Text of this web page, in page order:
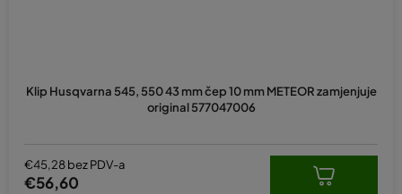
Klip Husqvarna 545, 550 43 mm čep 10 mm METEOR zamjenjuje
original 577047006
€45,28 bez PDV-a
€56,60